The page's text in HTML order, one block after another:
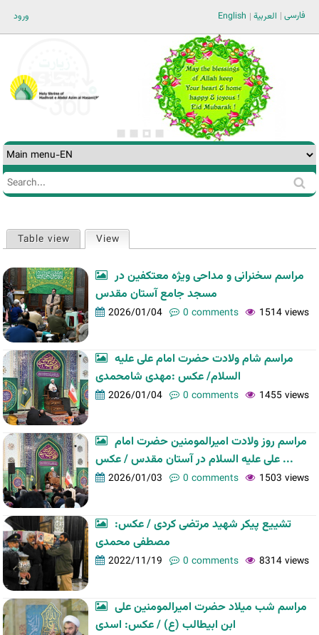
ورود فارسی العربية English
Search
Search
tabs
Table view View
مراسم سخنرانی و مداحی ویژه معتکفین در
مسجد جامع آستان مقدس
2026/01/04 0 comments 1514 views
مراسم شام ولادت حضرت امام علی علیه
السلام/ عکس :مهدی شامحمدی
2026/01/04 0 comments 1455 views
مراسم روز ولادت امیرالمومنین حضرت امام
علی علیه السلام در آستان مقدس / عکس ...
2026/01/03 0 comments 1503 views
تشییع پیکر شهید مرتضی کردی / عکس:
مصطفی محمدی
2022/11/19 0 comments 8314 views
مراسم شب میلاد حضرت امیرالمومنین علی
ابن ابیطالب (ع) / عکس: اسدی